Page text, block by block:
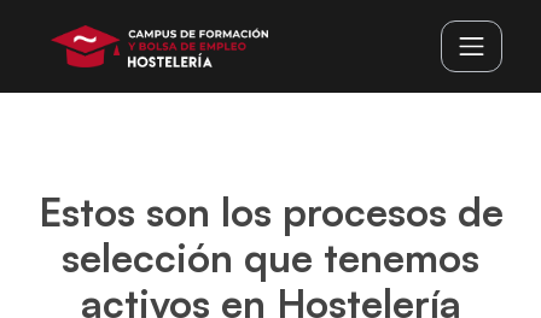
Estos son los procesos de
selección que tenemos
activos en Hostelería